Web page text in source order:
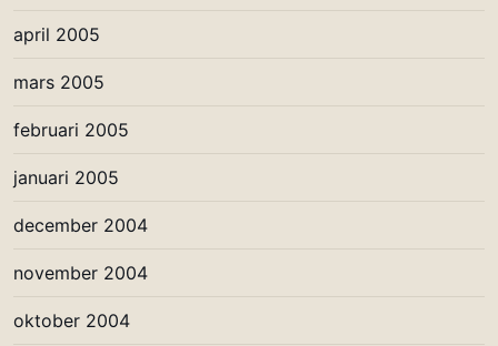
april 2005
mars 2005
februari 2005
januari 2005
december 2004
november 2004
oktober 2004